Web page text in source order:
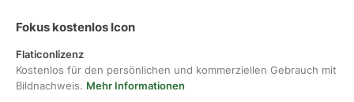
Fokus kostenlos Icon
Flaticonlizenz
Kostenlos für den persönlichen und kommerziellen Gebrauch mit
Bildnachweis. Mehr Informationen